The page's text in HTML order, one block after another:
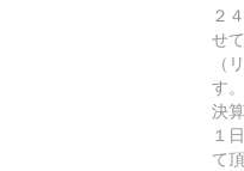
２
せ
（
す
決
１
て